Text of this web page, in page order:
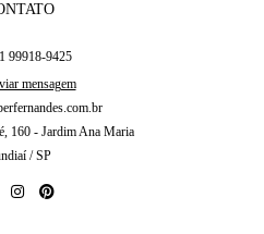
99918-9425
mensagem
160 - Jardim Ana Maria
/ SP